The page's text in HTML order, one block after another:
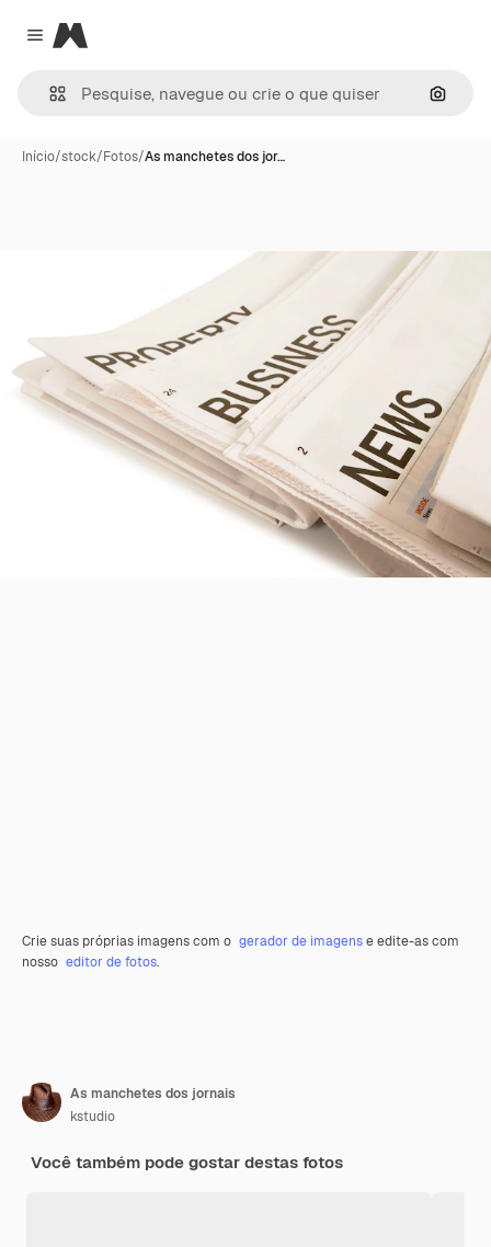
Close menu
Magnific
Início/stock/Fotos/As manchetes dos jor…
Crie suas próprias imagens com o gerador de imagense edite-as com
nosso editor de fotos.
As manchetes dos jornais
kstudio
Você também pode gostar destas fotos